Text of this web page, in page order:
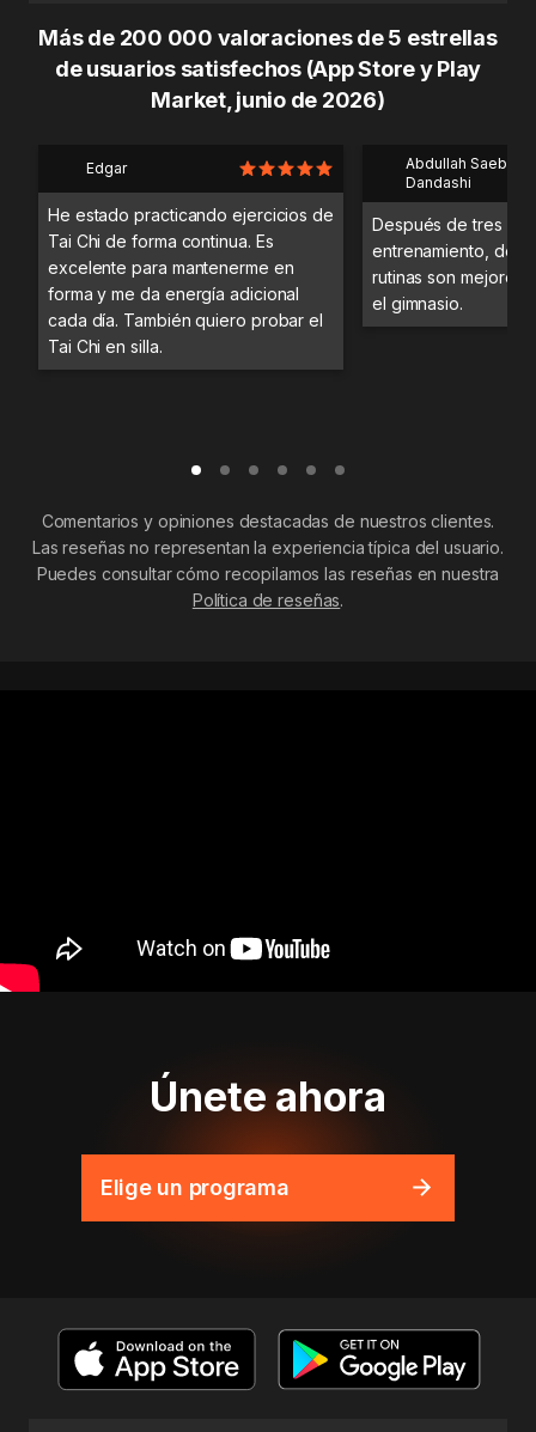
Más de 200 000 valoraciones de 5 estrellas
de usuarios satisfechos (App Store y Play
Market, junio de 2026)
Edgar
He estado practicando ejercicios de
Tai Chi de forma continua. Es
excelente para mantenerme en
forma y me da energía adicional
cada día. También quiero probar el
Tai Chi en silla.
Abdullah Saeb Al
Dandashi
Después de tres
entrenamiento,
rutinas son mejores
el gimnasio.
Comentarios y opiniones destacadas de nuestros clientes.
Las reseñas no representan la experiencia típica del usuario.
Puedes consultar cómo recopilamos las reseñas en nuestra
Política de reseñas.
Únete ahora
Elige un programa